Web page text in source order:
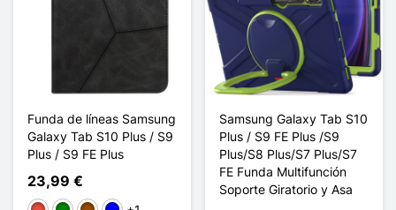
Funda de líneas Samsung
Galaxy Tab S10 Plus / S9
Plus / S9 FE Plus
23,99 €
Samsung Galaxy Tab S10
Plus / S9 FE Plus /S9
Plus/S8 Plus/S7 Plus/S7
FE Funda Multifunción
Soporte Giratorio y Asa